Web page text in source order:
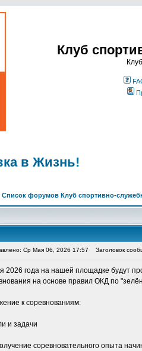
Клуб
в Жизнь!
Список форумов Клуб спортивно-
Ср Мая 06, 2026 17:57 Заголовок
2026 года на нашей площадке будут
на основе правил ОКД по
к соревнованиям:
и задачи
соревновательного опыта